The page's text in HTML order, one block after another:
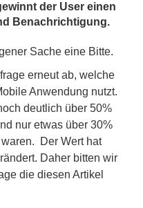
der User einen
Benachrichtigung.
Sache eine Bitte.
erneut ab, welche
Anwendung nutzt.
deutlich über 50%
nur etwas über 30%
Der Wert hat
Daher bitten wir
die diesen Artikel